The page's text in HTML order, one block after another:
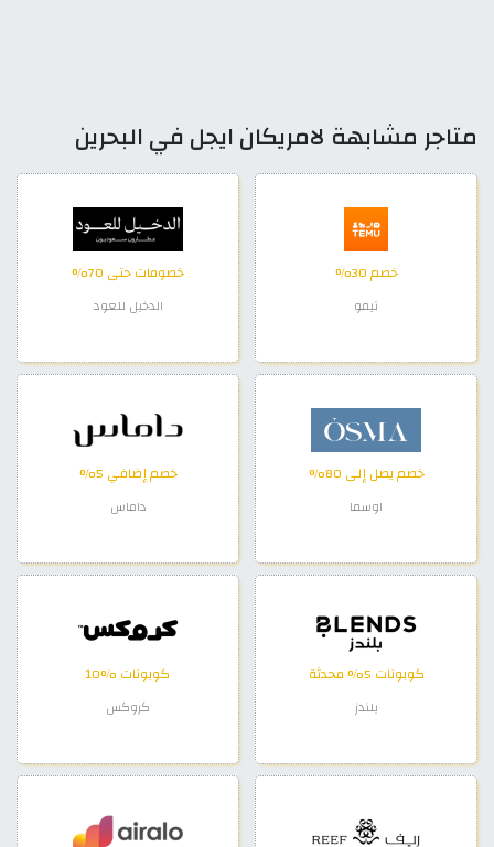
متاجر مشابهة لامريكان ايجل في البحرين
خصم 30%
تيمو
خصومات حتى 70%
الدخيل للعود
خصم يصل إلى 80%
اوسما
خصم إضافي 5%
داماس
كوبونات 5% محدثة
بلندز
كوبونات %10
كروكس